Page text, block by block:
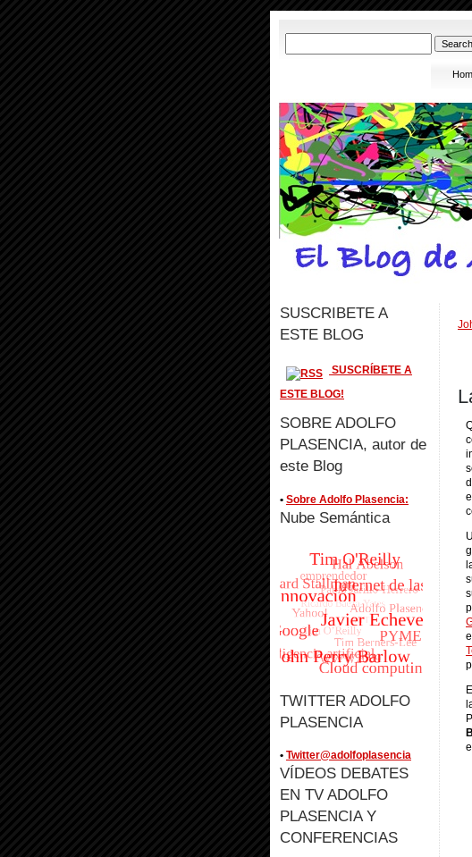
SUSCRIBETE A
ESTE BLOG
SUSCRÍBETE A
ESTE BLOG!
SOBRE ADOLFO
PLASENCIA, autor de
este Blog
• Sobre Adolfo Plasencia:
Nube Semántica
TWITTER ADOLFO
PLASENCIA
• Twitter@adolfoplasencia
VÍDEOS DEBATES
EN TV ADOLFO
PLASENCIA Y
CONFERENCIAS